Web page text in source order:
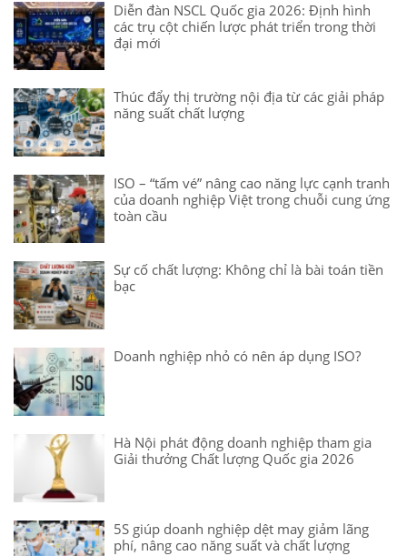
Diễn đàn NSCL Quốc gia 2026: Định hình
các trụ cột chiến lược phát triển trong thời
đại mới
Thúc đẩy thị trường nội địa từ các giải pháp
năng suất chất lượng
ISO – “tấm vé” nâng cao năng lực cạnh tranh
của doanh nghiệp Việt trong chuỗi cung ứng
toàn cầu
Sự cố chất lượng: Không chỉ là bài toán tiền
bạc
Doanh nghiệp nhỏ có nên áp dụng ISO?
Hà Nội phát động doanh nghiệp tham gia
Giải thưởng Chất lượng Quốc gia 2026
5S giúp doanh nghiệp dệt may giảm lãng
phí, nâng cao năng suất và chất lượng